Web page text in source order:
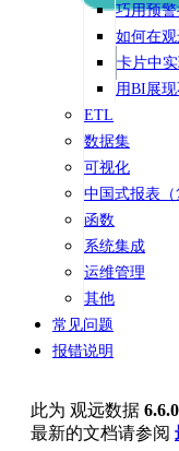
巧用预
如何在
卡片中
用BI展
ETL
数据集
可视化
中国式报表（
函数
系统集成
运维管理
其他
常见问题
报错说明
此为 观远数据 6.6.0
最新的文档请参阅